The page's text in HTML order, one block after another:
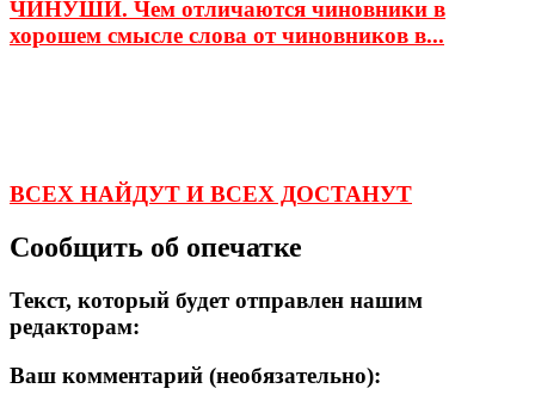
ЧИНУШИ. Чем отличаются чиновники в
хорошем смысле слова от чиновников в...
ВСЕХ НАЙДУТ И ВСЕХ ДОСТАНУТ
Сообщить об опечатке
Текст, который будет отправлен нашим
редакторам:
Ваш комментарий (необязательно):